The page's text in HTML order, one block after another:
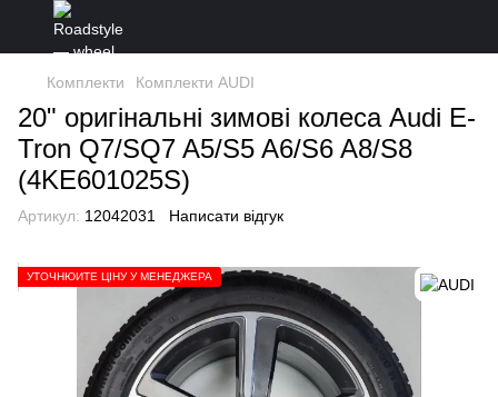
Комплекти Комплекти AUDI
20" оригінальні зимові колеса Audi E-
Tron Q7/SQ7 A5/S5 A6/S6 A8/S8
(4KE601025S)
Артикул: 12042031 Написати відгук
УТОЧНЮЙТЕ ЦІНУ У МЕНЕДЖЕРА